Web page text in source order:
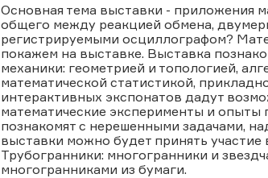
Основная тема выставки - приложения
общего между реакцией обмена,
регистрируемыми осциллографом?
покажем на выставке. Выставка
механики: геометрией и топологией,
математической статистикой,
интерактивных экспонатов дадут
математические эксперименты и опыты
познакомят с нерешенными задачами,
выставки можно будет принять участие
Трубогранники: многогранники и
многогранниками из бумаги.